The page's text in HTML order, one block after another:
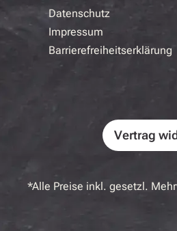
Datenschutz
Impressum
Barrierefreiheitserklärung
Vertrag
*Alle Preise inkl. gesetzl.